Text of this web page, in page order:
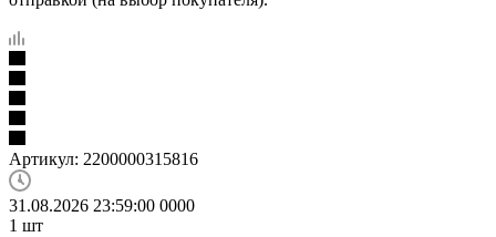
Артикул: 2200000315816
31.08.2026 23:59:00 0000
1 шт